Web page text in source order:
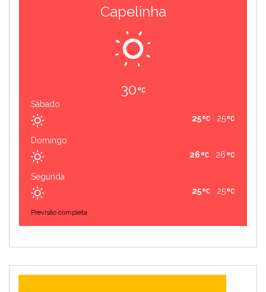
Capelinha
30
Sábado
25
25
Domingo
26
26
Segunda
25
25
Previsão completa